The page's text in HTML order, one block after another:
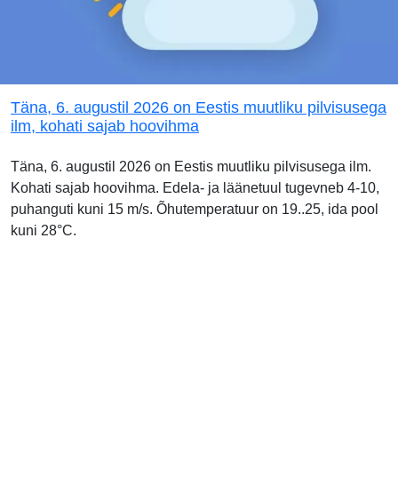
Täna, 6. augustil 2026 on Eestis muutliku pilvisusega
ilm, kohati sajab hoovihma
Täna, 6. augustil 2026 on Eestis muutliku pilvisusega ilm.
Kohati sajab hoovihma. Edela- ja läänetuul tugevneb 4-10,
puhanguti kuni 15 m/s. Õhutemperatuur on 19..25, ida pool
kuni 28°C.